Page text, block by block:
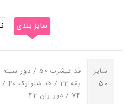
سایز بندی
سایز
50
74 / دور ران 42